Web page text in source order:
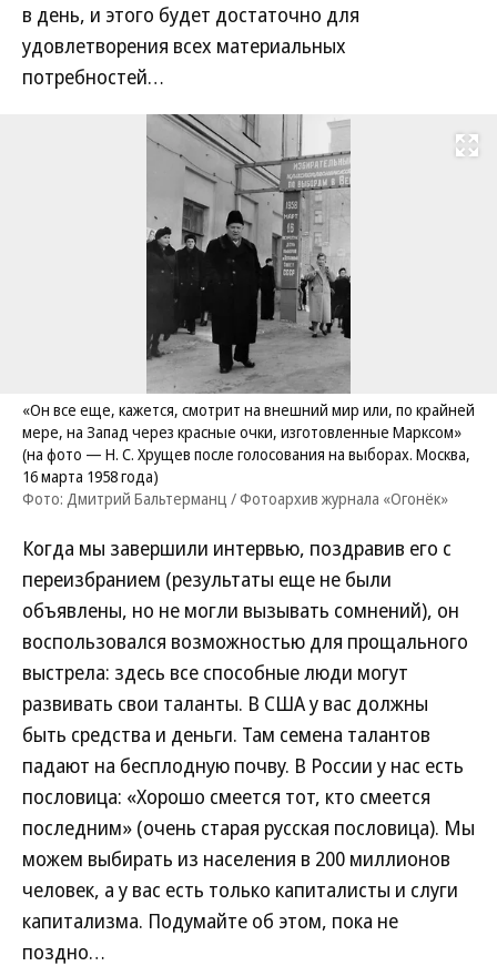
в день, и этого будет достаточно для
удовлетворения всех материальных
потребностей…
Развернуть
«Он все еще, кажется, смотрит на внешний мир или, по крайней
мере, на Запад через красные очки, изготовленные Марксом»
(на фото — Н. С. Хрущев после голосования на выборах. Москва,
16 марта 1958 года)
Фото: Дмитрий Бальтерманц / Фотоархив журнала «Огонёк»
Когда мы завершили интервью, поздравив его с
переизбранием (результаты еще не были
объявлены, но не могли вызывать сомнений), он
воспользовался возможностью для прощального
выстрела: здесь все способные люди могут
развивать свои таланты. В США у вас должны
быть средства и деньги. Там семена талантов
падают на бесплодную почву. В России у нас есть
пословица: «Хорошо смеется тот, кто смеется
последним» (очень старая русская пословица). Мы
можем выбирать из населения в 200 миллионов
человек, а у вас есть только капиталисты и слуги
капитализма. Подумайте об этом, пока не
поздно…